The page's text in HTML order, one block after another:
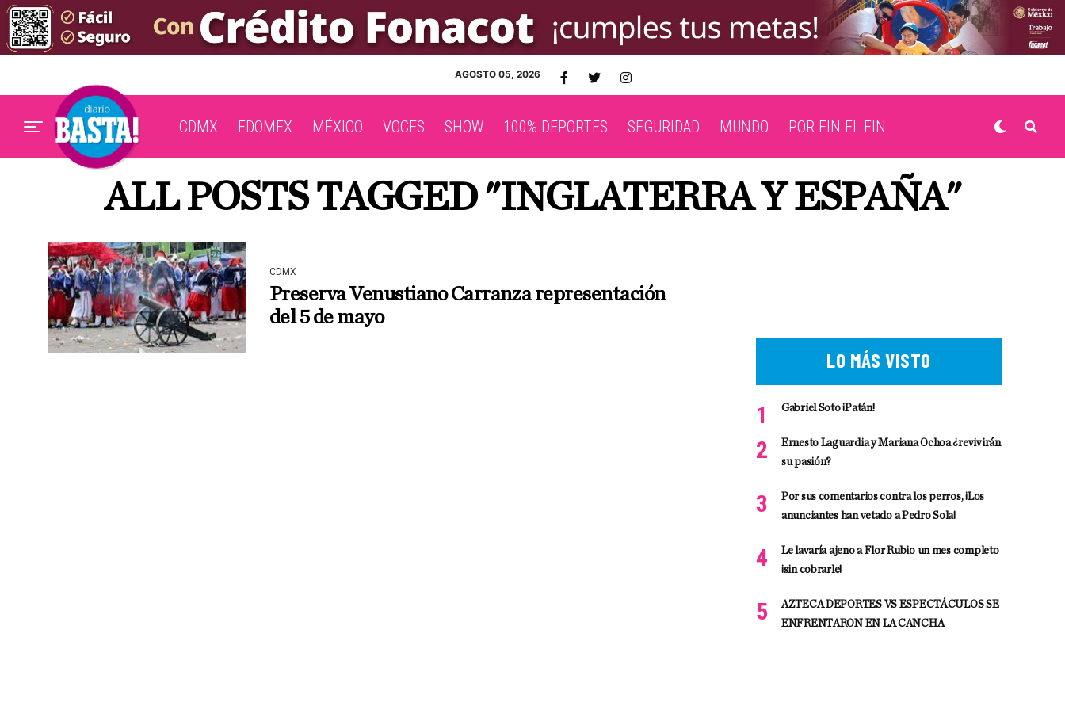
AGOSTO 05, 2026
CDMX EDOMEX MÉXICO VOCES SHOW 100% DEPORTES SEGURIDAD MUNDO POR FIN EL FIN
ALL POSTS TAGGED "INGLATERRA Y ESPAÑA"
CDMX
Preserva Venustiano Carranza representación
del 5 de mayo
LO MÁS VISTO
Gabriel Soto ¡Patán!
Ernesto Laguardia y Mariana Ochoa ¿revivirán
su pasión?
Por sus comentarios contra los perros, ¡Los
anunciantes han vetado a Pedro Sola!
Le lavaría ajeno a Flor Rubio un mes completo
¡sin cobrarle!
AZTECA DEPORTES VS ESPECTÁCULOS SE
ENFRENTARON EN LA CANCHA